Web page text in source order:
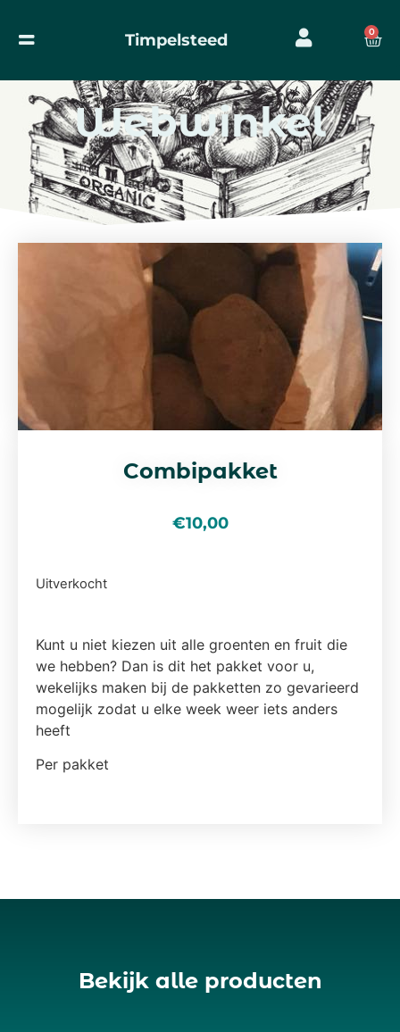
Timpelsteed 0
Webwinkel
Combipakket
€10,00
Uitverkocht
Kunt u niet kiezen uit alle groenten en fruit die
we hebben? Dan is dit het pakket voor u,
wekelijks maken bij de pakketten zo gevarieerd
mogelijk zodat u elke week weer iets anders
heeft
Per pakket
Bekijk alle producten